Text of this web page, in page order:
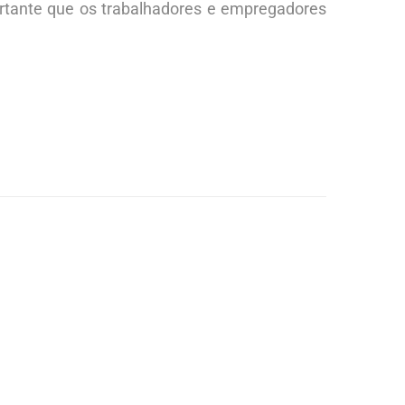
que os trabalhadores e empregadores